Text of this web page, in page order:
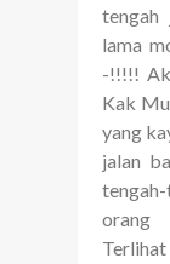
tengah
lama
-!!!!!
Kak
yang
jalan
orang